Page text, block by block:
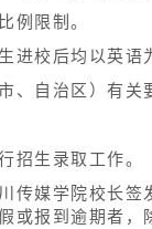
例限制。
进校后均以英
、自治区）有
招生录取工作。
传媒学院校长
报到逾期者，